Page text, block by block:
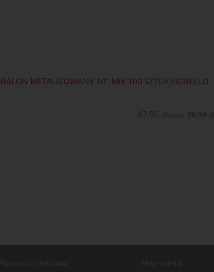
BALON METALIZOWANY 10" MIX 100 SZTUK FIORELLO
(netto: 38,94 zł